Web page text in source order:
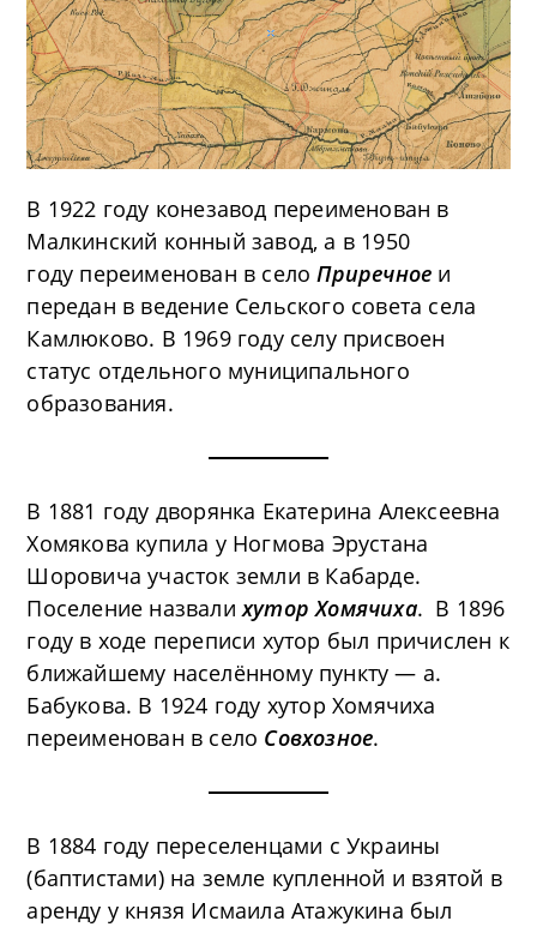
В 1922 году конезавод переименован в
Малкинский конный завод, а в 1950
году переименован в селоПриречное и
передан в ведение Сельского совета села
Камлюково. В 1969 году селу присвоен
статус отдельного муниципального
образования.
В 1881 году дворянка Екатерина Алексеевна
Хомякова купила у Ногмова Эрустана
Шоровича участок земли в Кабарде.
Поселение назвалихутор Хомячиха. В 1896
году в ходе переписи хутор был причислен к
ближайшему населённому пункту — а.
Бабукова. В 1924 году хутор Хомячиха
переименован в село Совхозное.
В 1884 году переселенцами с Украины
(баптистами) на земле купленной и взятой в
аренду у князя Исмаила Атажукина был